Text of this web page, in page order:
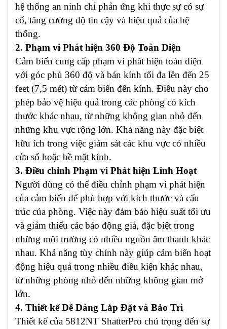
hệ thống an ninh chỉ phản ứng khi thực sự có sự
cố, tăng cường độ tin cậy và hiệu quả của hệ
thống.
2. Phạm vi Phát hiện 360 Độ Toàn Diện
Cảm biến cung cấp phạm vi phát hiện toàn diện
với góc phủ 360 độ và bán kính tối đa lên đến 25
feet (7,5 mét) từ cảm biến đến kính. Điều này cho
phép bảo vệ hiệu quả trong các phòng có kích
thước khác nhau, từ những không gian nhỏ đến
những khu vực rộng lớn. Khả năng này đặc biệt
hữu ích trong việc giám sát các khu vực có nhiều
cửa sổ hoặc bề mặt kính.
3. Điều chỉnh Phạm vi Phát hiện Linh Hoạt
Người dùng có thể điều chỉnh phạm vi phát hiện
của cảm biến để phù hợp với kích thước và cấu
trúc của phòng. Việc này đảm bảo hiệu suất tối ưu
và giảm thiểu các báo động giả, đặc biệt trong
những môi trường có nhiều nguồn âm thanh khác
nhau. Khả năng tùy chỉnh này giúp cảm biến hoạt
động hiệu quả trong nhiều điều kiện khác nhau,
từ những phòng nhỏ đến những không gian mở
lớn.
4. Thiết kế Dễ Dàng Lắp Đặt và Bảo Trì
Thiết kế của 5812NT ShatterPro chú trọng đến sự